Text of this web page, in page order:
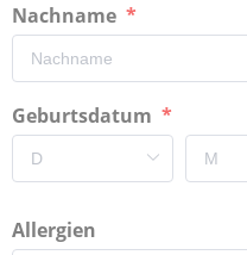
Nachname
Geburtsdatum
Allergien